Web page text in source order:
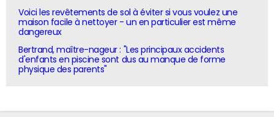
Voici les revêtements de sol à éviter si vous voulez une
maison facile à nettoyer - un en particulier est même
dangereux
Bertrand, maître-nageur : "Les principaux accidents
d'enfants en piscine sont dus au manque de forme
physique des parents"